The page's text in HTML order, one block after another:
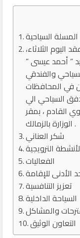
المسلة السياحية
اليوم الثلاثاء،
” أحمد عيسى ”
والفندقي
في المحافظات
السياحي الي
القادم ، بمقر
الوزارة بالزمالك .
شكر العناني
الترويجية
الفعاليات
الأدنى للإقامة
تعزيز التنافسية
السياحة الداخلية
والمشاكل
التعاون الوثيق